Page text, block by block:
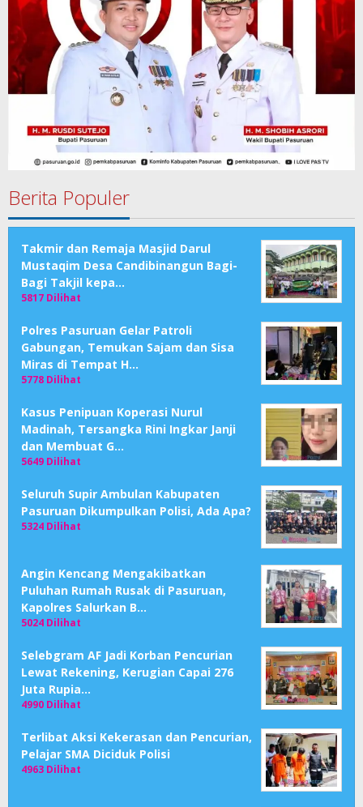
Berita Populer
Takmir dan Remaja Masjid Darul
Mustaqim Desa Candibinangun Bagi-
Bagi Takjil kepa…
5817 Dilihat
Polres Pasuruan Gelar Patroli
Gabungan, Temukan Sajam dan Sisa
Miras di Tempat H…
5778 Dilihat
Kasus Penipuan Koperasi Nurul
Madinah, Tersangka Rini Ingkar Janji
dan Membuat G…
5649 Dilihat
Seluruh Supir Ambulan Kabupaten
Pasuruan Dikumpulkan Polisi, Ada Apa?
5324 Dilihat
Angin Kencang Mengakibatkan
Puluhan Rumah Rusak di Pasuruan,
Kapolres Salurkan B…
5024 Dilihat
Selebgram AF Jadi Korban Pencurian
Lewat Rekening, Kerugian Capai 276
Juta Rupia…
4990 Dilihat
Terlibat Aksi Kekerasan dan Pencurian,
Pelajar SMA Diciduk Polisi
4963 Dilihat